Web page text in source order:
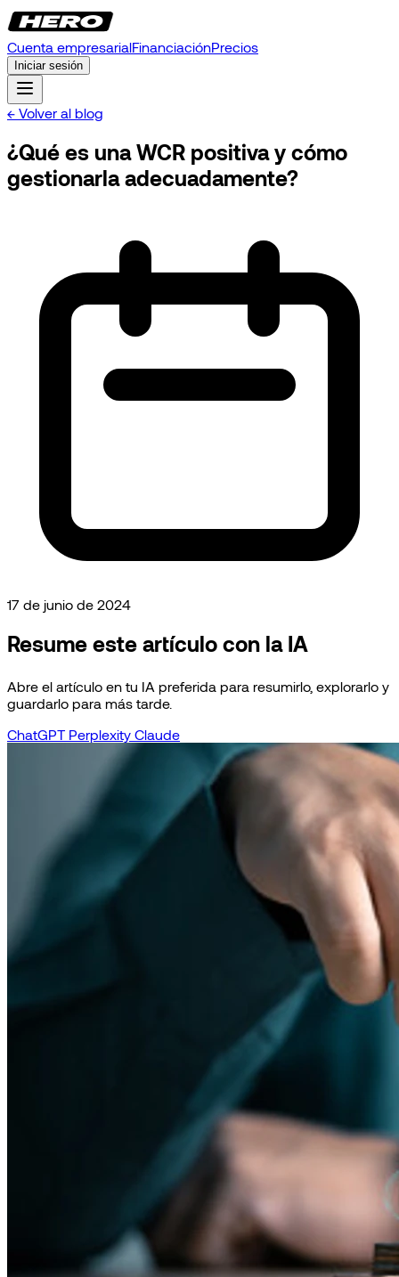
Cuenta empresarialFinanciaciónPrecios
Iniciar sesión
← Volver al blog
¿Qué es una WCR positiva y cómo
gestionarla adecuadamente?
17 de junio de 2024
Resume este artículo con la IA
Abre el artículo en tu IA preferida para resumirlo, explorarlo y
guardarlo para más tarde.
ChatGPT Perplexity Claude